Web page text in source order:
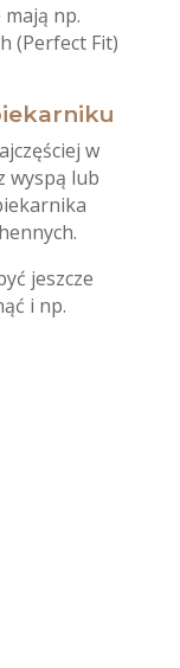
np.
(Perfect Fit)
w
wyspą lub
jeszcze
i np.